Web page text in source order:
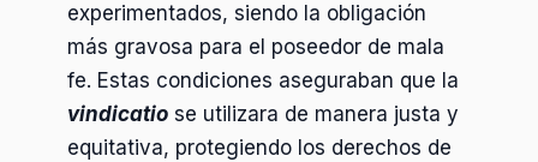
experimentados, siendo la obligación
más gravosa para el poseedor de mala
fe. Estas condiciones aseguraban que la
vindicatio se utilizara de manera justa y
equitativa, protegiendo los derechos de